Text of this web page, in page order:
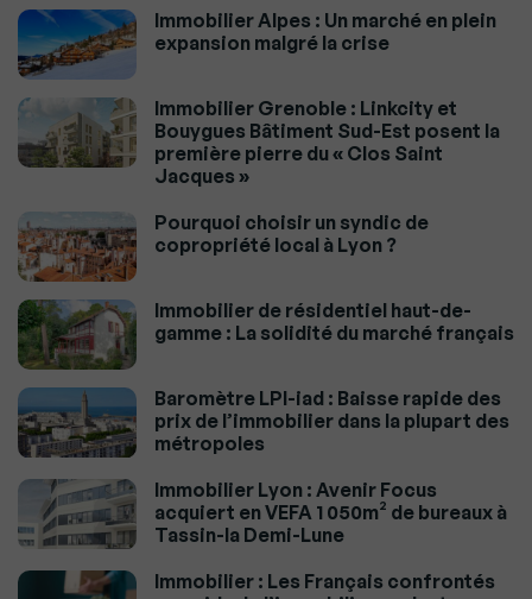
Immobilier Alpes : Un marché en plein
expansion malgré la crise
Immobilier Grenoble : Linkcity et
Bouygues Bâtiment Sud-Est posent la
première pierre du « Clos Saint
Jacques »
Pourquoi choisir un syndic de
copropriété local à Lyon ?
Immobilier de résidentiel haut-de-
gamme : La solidité du marché français
Baromètre LPI-iad : Baisse rapide des
prix de l’immobilier dans la plupart des
métropoles
Immobilier Lyon : Avenir Focus
acquiert en VEFA 1 050m² de bureaux à
Tassin-la Demi-Lune
Immobilier : Les Français confrontés